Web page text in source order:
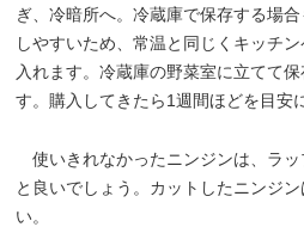
ぎ、冷暗所へ。冷蔵庫で保存する場
しやすいため、常温と同じくキッチ
入れます。冷蔵庫の野菜室に立てて
す。購入してきたら1週間ほどを目安
使いきれなかったニンジンは、ラ
と良いでしょう。カットしたニンジ
い。